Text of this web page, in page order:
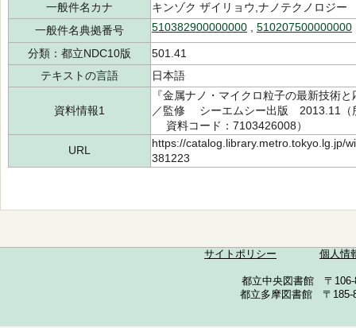
一般件名カナ
キンゾク ザイリョウ,ナノテクノロジー
一般件名典拠番号
510382900000000 510207500000000
分類：都立NDC10版
501.41
テキストの言語
日本語
資料情報1
『金属ナノ・マイクロ粒子の最新技術
／監修 シーエムシー出版 2013.11（
資料コード：7103426008）
URL
https://catalog.library.metro.tokyo.lg.jp/
381223
サイトポリシー 個人情
都立中央図書館 〒
都立多摩図書館 〒185-